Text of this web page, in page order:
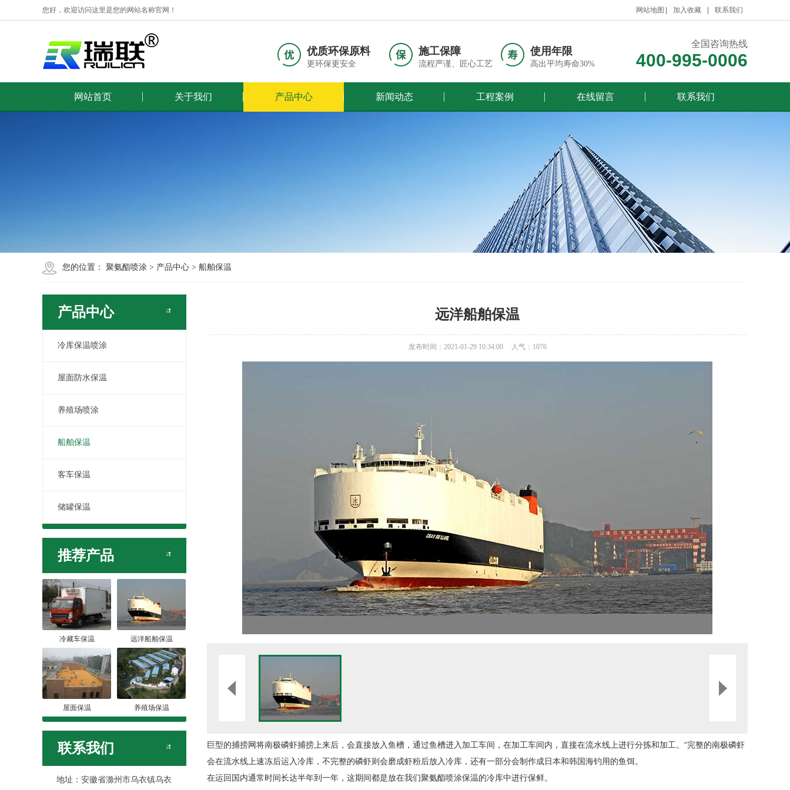
网站地图 加入收藏 联系我们
您好，欢迎访问这里是您的网站名称官网！
优质环保原料
更环保更安全
施工保障
流程严谨、匠心工艺
使用年限
高出平均寿命30%
全国咨询热线
400-995-0006
网站首页 关于我们 产品中心 新闻动态 工程案例 在线留言 联系我们
您的位置： 聚氨酯喷涂 > 产品中心 > 船舶保温
产品中心
冷库保温喷涂
屋面防水保温
养殖场喷涂
船舶保温
客车保温
储罐保温
推荐产品
冷藏车保温 远洋船舶保温
屋面保温 养殖场保温
联系我们
地址：安徽省滁州市乌衣镇乌衣
远洋船舶保温
发布时间：2021-01-29 10:34:00 人气： 1076
巨型的捕捞网将南极磷虾捕捞上来后，会直接放入鱼槽，通过鱼槽进入加工车间，在加工车间内，直接在流水线上进行分拣和加工。“完整的南极磷虾
会在流水线上速冻后运入冷库，不完整的磷虾则会磨成虾粉后放入冷库，还有一部分会制作成日本和韩国海钓用的鱼饵。
在运回国内通常时间长达半年到一年，这期间都是放在我们聚氨酯喷涂保温的冷库中进行保鲜。